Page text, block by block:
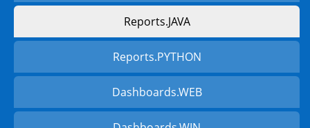
Reports.JAVA
Reports.PYTHON
Dashboards.WEB